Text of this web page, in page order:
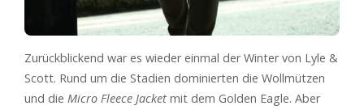
Zurückblickend war es wieder einmal der Winter von Lyle &
Scott. Rund um die Stadien dominierten die Wollmützen
und die Micro Fleece Jacket mit dem Golden Eagle. Aber